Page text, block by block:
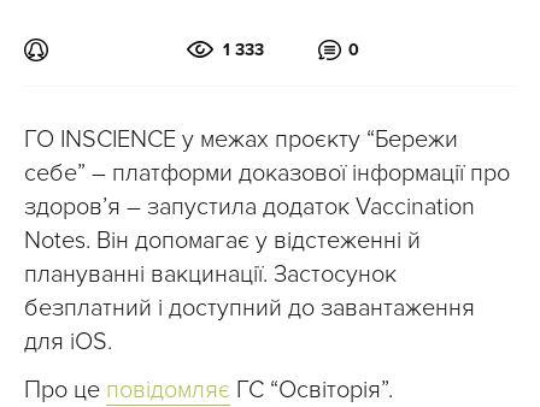
1 333 0
ГО INSCIENCE у межах проєкту “Бережи
себе” – платформи доказової інформації про
здоров’я – запустила додаток Vaccination
Notes. Він допомагає у відстеженні й
плануванні вакцинації. Застосунок
безплатний і доступний до завантаження
для iOS.
Про це повідомляє ГС “Освіторія”.